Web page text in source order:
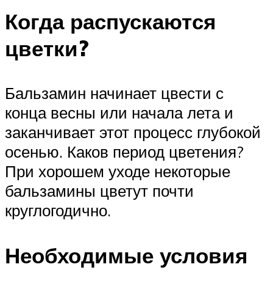
Когда распускаются
цветки?
Бальзамин начинает цвести с
конца весны или начала лета и
заканчивает этот процесс глубокой
осенью. Каков период цветения?
При хорошем уходе некоторые
бальзамины цветут почти
круглогодично.
Необходимые условия